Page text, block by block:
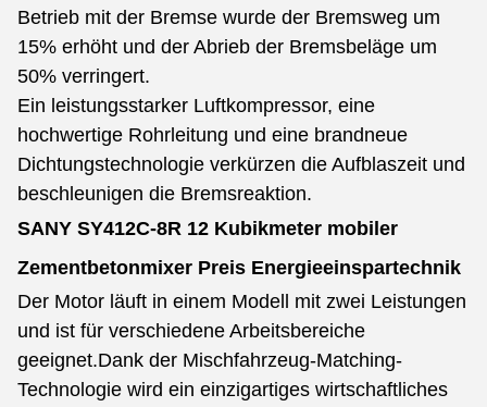
Betrieb mit der Bremse wurde der Bremsweg um
15% erhöht und der Abrieb der Bremsbeläge um
50% verringert.
Ein leistungsstarker Luftkompressor, eine
hochwertige Rohrleitung und eine brandneue
Dichtungstechnologie verkürzen die Aufblaszeit und
beschleunigen die Bremsreaktion.
SANY SY412C-8R 12 Kubikmeter mobiler
Zementbetonmixer Preis Energieeinspartechnik
Der Motor läuft in einem Modell mit zwei Leistungen
und ist für verschiedene Arbeitsbereiche
geeignet.Dank der Mischfahrzeug-Matching-
Technologie wird ein einzigartiges wirtschaftliches